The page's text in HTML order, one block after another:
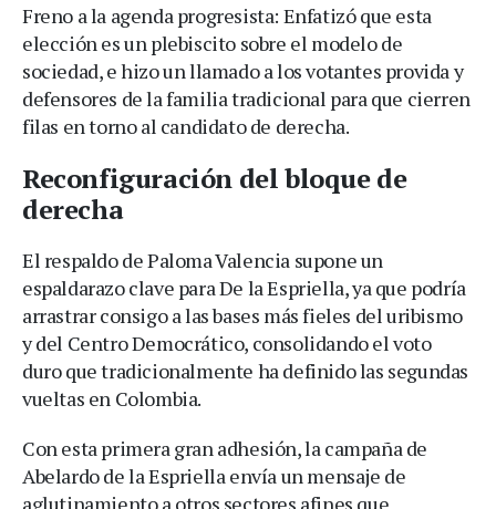
Freno a la agenda progresista: Enfatizó que esta
elección es un plebiscito sobre el modelo de
sociedad, e hizo un llamado a los votantes provida y
defensores de la familia tradicional para que cierren
filas en torno al candidato de derecha.
Reconfiguración del bloque de
derecha
El respaldo de Paloma Valencia supone un
espaldarazo clave para De la Espriella, ya que podría
arrastrar consigo a las bases más fieles del uribismo
y del Centro Democrático, consolidando el voto
duro que tradicionalmente ha definido las segundas
vueltas en Colombia.
Con esta primera gran adhesión, la campaña de
Abelardo de la Espriella envía un mensaje de
aglutinamiento a otros sectores afines que